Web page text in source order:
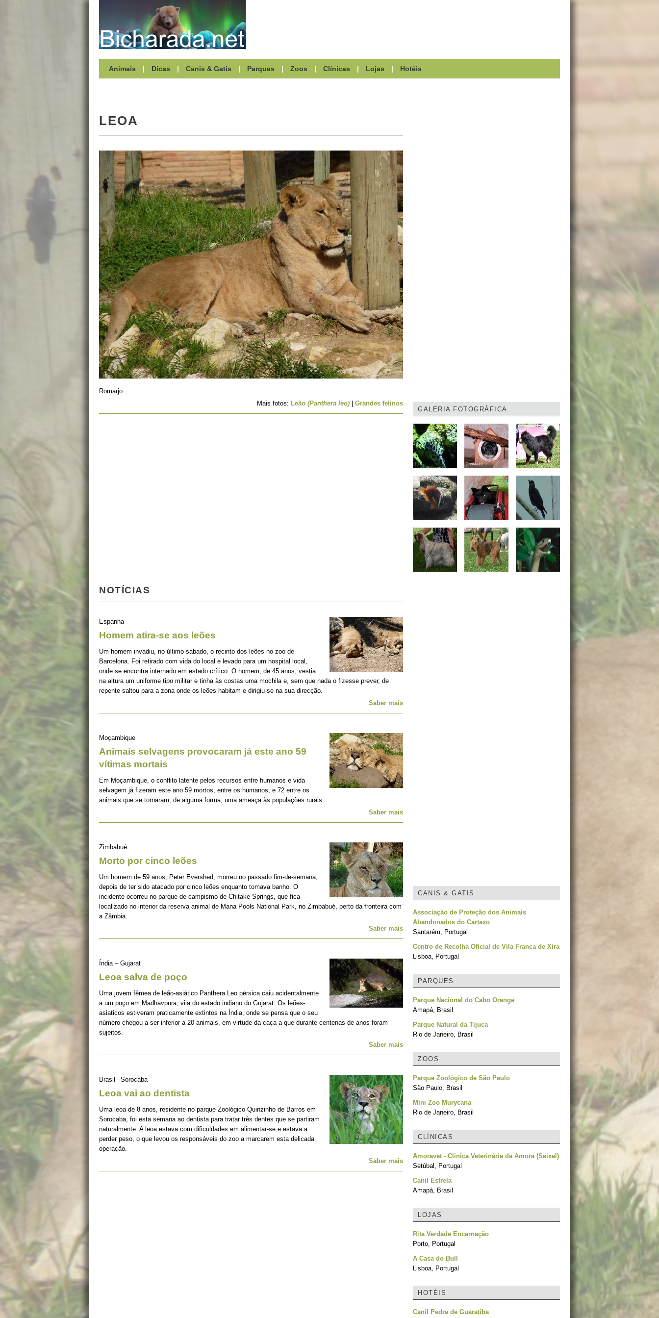
Animais | Dicas | Canis & Gatis | Parques | Zoos | Clínicas | Lojas | Hotéis
LEOA
Romarjo
Mais fotos: Leão (Panthera leo) Grandes felinos
NOTÍCIAS
Espanha
Homem atira-se aos leões
Um homem invadiu, no último sábado, o recinto dos leões no zoo de
Barcelona. Foi retirado com vida do local e levado para um hospital local,
onde se encontra internado em estado crítico. O homem, de 45 anos, vestia
na altura um uniforme tipo militar e tinha às costas uma mochila e, sem que nada o fizesse prever, de
repente saltou para a zona onde os leões habitam e dirigiu-se na sua direcção.
Saber mais
Moçambique
Animais selvagens provocaram já este ano 59
vítimas mortais
Em Moçambique, o conflito latente pelos recursos entre humanos e vida
selvagem já fizeram este ano 59 mortos, entre os humanos, e 72 entre os
animais que se tornaram, de alguma forma, uma ameaça às populações rurais.
Saber mais
Zimbabué
Morto por cinco leões
Um homem de 59 anos, Peter Evershed, morreu no passado fim-de-semana,
depois de ter sido atacado por cinco leões enquanto tomava banho. O
incidente ocorreu no parque de campismo de Chitake Springs, que fica
localizado no interior da reserva animal de Mana Pools National Park, no Zimbabué, perto da fronteira com
a Zâmbia.
Saber mais
Índia – Gujarat
Leoa salva de poço
Uma jovem fêmea de leão-asiático Panthera Leo pérsica caiu acidentalmente
a um poço em Madhavpura, vila do estado indiano do Gujarat. Os leões-
asiaticos estiveram praticamente extintos na Índia, onde se pensa que o seu
número chegou a ser inferior a 20 animais, em virtude da caça a que durante centenas de anos foram
sujeitos.
Saber mais
Brasil –Sorocaba
Leoa vai ao dentista
Uma leoa de 8 anos, residente no parque Zoológico Quinzinho de Barros em
Sorocaba, foi esta semana ao dentista para tratar três dentes que se partiram
naturalmente. A leoa estava com dificuldades em alimentar-se e estava a
perder peso, o que levou os responsáveis do zoo a marcarem esta delicada
operação.
Saber mais
GALERIA FOTOGRÁFICA
CANIS & GATIS
Associação de Proteção dos Animais
Abandonados do Cartaxo
Santarém, Portugal
Centro de Recolha Oficial de Vila Franca de Xira
Lisboa, Portugal
PARQUES
Parque Nacional do Cabo Orange
Amapá, Brasil
Parque Natural da Tijuca
Rio de Janeiro, Brasil
ZOOS
Parque Zoológico de São Paulo
São Paulo, Brasil
Mini Zoo Murycana
Rio de Janeiro, Brasil
CLÍNICAS
Amoravet - Clínica Veterinária da Amora (Seixal)
Setúbal, Portugal
Canil Estrela
Amapá, Brasil
LOJAS
Rita Verdade Encarnação
Porto, Portugal
A Casa do Bull
Lisboa, Portugal
HOTÉIS
Canil Pedra de Guaratiba